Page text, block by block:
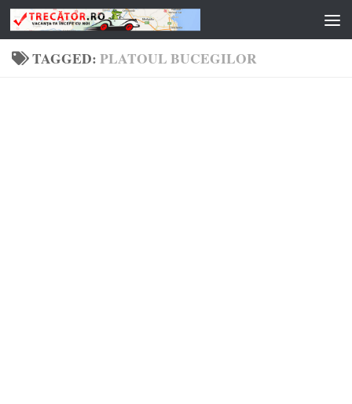
Skip to content
TAGGED:PLATOUL BUCEGILOR